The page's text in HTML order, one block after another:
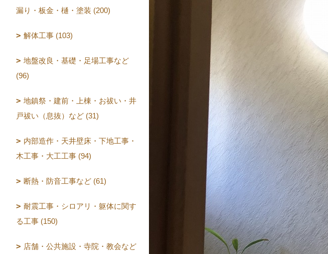
漏り・板金・樋・塗装 (200)
解体工事 (103)
地盤改良・基礎・足場工事など
(96)
地鎮祭・建前・上棟・お祓い・井
戸祓い（息抜）など (31)
内部造作・天井壁床・下地工事・
木工事・大工工事 (94)
断熱・防音工事など (61)
耐震工事・シロアリ・躯体に関す
る工事 (150)
店舗・公共施設・寺院・教会など